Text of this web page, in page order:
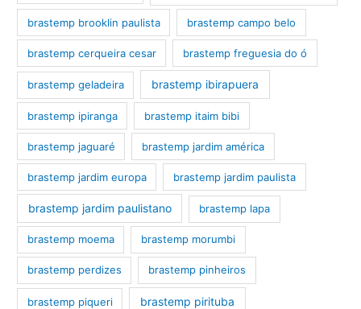
brastemp brooklin paulista brastemp campo belo
brastemp cerqueira cesar brastemp freguesia do ó
brastemp geladeira brastemp ibirapuera
brastemp ipiranga brastemp itaim bibi
brastemp jaguaré brastemp jardim américa
brastemp jardim europa brastemp jardim paulista
brastemp jardim paulistano brastemp lapa
brastemp moema brastemp morumbi
brastemp perdizes brastemp pinheiros
brastemp piqueri brastemp pirituba